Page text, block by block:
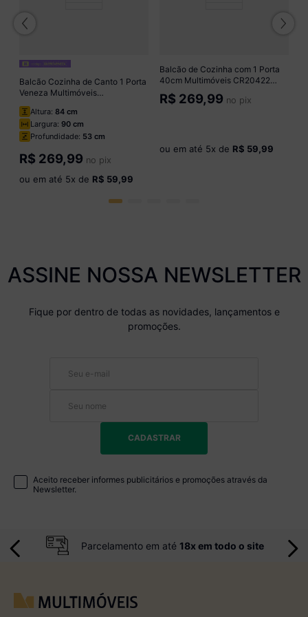
Balcão Cozinha de Canto 1 Porta
Veneza Multimóveis
Altura: 84 cm
Largura: 90 cm
Profundidade: 53 cm
R$ 269,99 no pix
ou em até 5x de R$ 59,99
Balcão de Cozinha com 1 Porta
40cm Multimóveis CR20422
Freijó
R$ 269,99 no pix
ou em até 5x de R$ 59,99
ASSINE NOSSA NEWSLETTER
Fique por dentro de todas as novidades, lançamentos e
promoções.
CADASTRAR
Aceito receber informes publicitários e promoções através da
Newsletter.
Parcelamento em até 18x em todo o site